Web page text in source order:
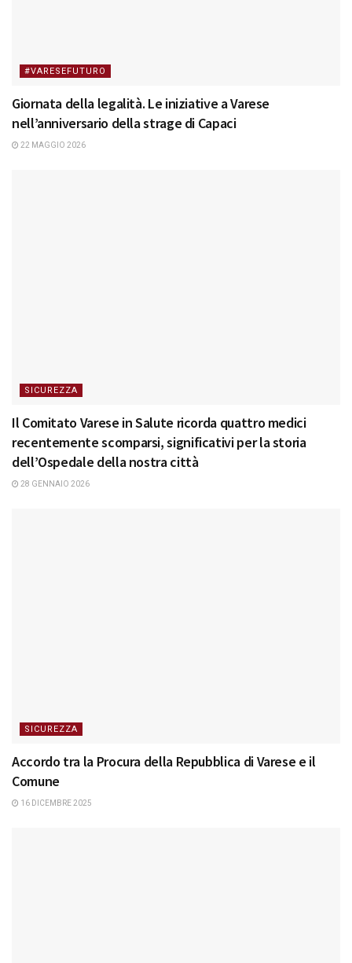
#VARESEFUTURO
Giornata della legalità. Le iniziative a Varese
nell’anniversario della strage di Capaci
22 MAGGIO 2026
SICUREZZA
Il Comitato Varese in Salute ricorda quattro medici
recentemente scomparsi, significativi per la storia
dell’Ospedale della nostra città
28 GENNAIO 2026
SICUREZZA
Accordo tra la Procura della Repubblica di Varese e il
Comune
16 DICEMBRE 2025